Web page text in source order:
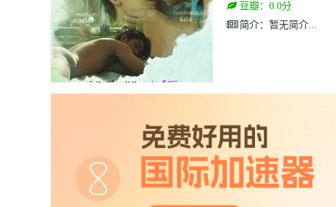
豆瓣：0.0分
简介： 暂无简介...